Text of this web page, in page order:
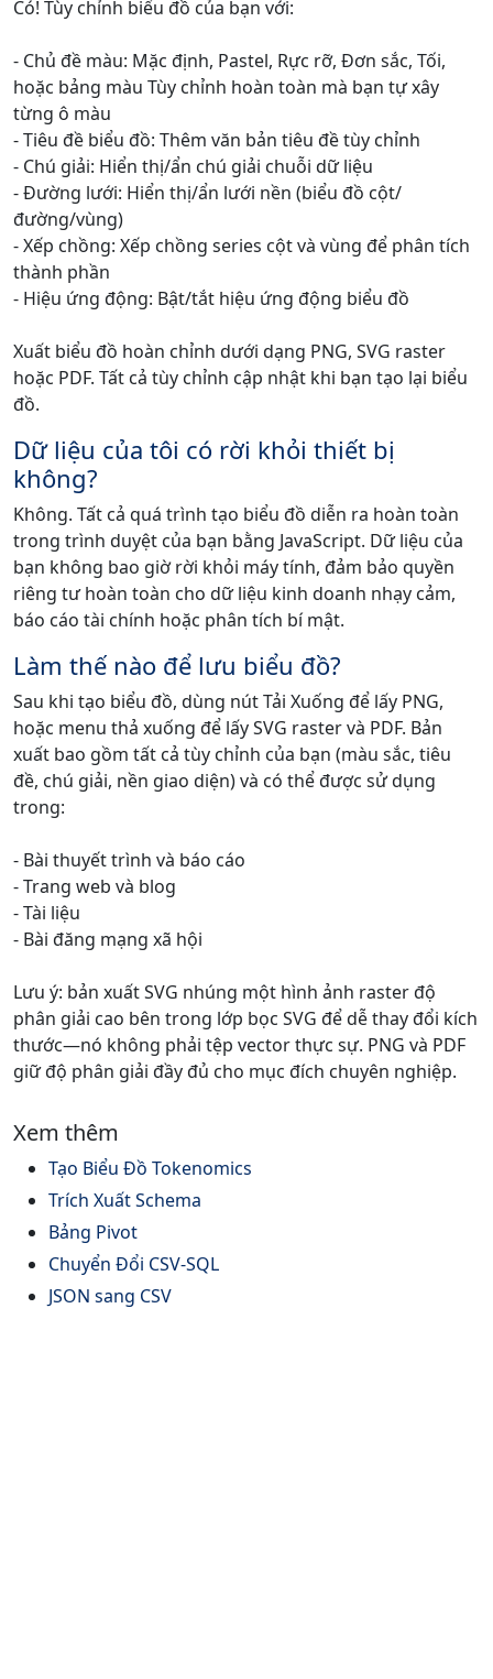
Có! Tùy chỉnh biểu đồ của bạn với:
- Chủ đề màu: Mặc định, Pastel, Rực rỡ, Đơn sắc, Tối,
hoặc bảng màu Tùy chỉnh hoàn toàn mà bạn tự xây
từng ô màu
- Tiêu đề biểu đồ: Thêm văn bản tiêu đề tùy chỉnh
- Chú giải: Hiển thị/ẩn chú giải chuỗi dữ liệu
- Đường lưới: Hiển thị/ẩn lưới nền (biểu đồ cột/
đường/vùng)
- Xếp chồng: Xếp chồng series cột và vùng để phân tích
thành phần
- Hiệu ứng động: Bật/tắt hiệu ứng động biểu đồ
Xuất biểu đồ hoàn chỉnh dưới dạng PNG, SVG raster
hoặc PDF. Tất cả tùy chỉnh cập nhật khi bạn tạo lại biểu
đồ.
Dữ liệu của tôi có rời khỏi thiết bị
không?
Không. Tất cả quá trình tạo biểu đồ diễn ra hoàn toàn
trong trình duyệt của bạn bằng JavaScript. Dữ liệu của
bạn không bao giờ rời khỏi máy tính, đảm bảo quyền
riêng tư hoàn toàn cho dữ liệu kinh doanh nhạy cảm,
báo cáo tài chính hoặc phân tích bí mật.
Làm thế nào để lưu biểu đồ?
Sau khi tạo biểu đồ, dùng nút Tải Xuống để lấy PNG,
hoặc menu thả xuống để lấy SVG raster và PDF. Bản
xuất bao gồm tất cả tùy chỉnh của bạn (màu sắc, tiêu
đề, chú giải, nền giao diện) và có thể được sử dụng
trong:
- Bài thuyết trình và báo cáo
- Trang web và blog
- Tài liệu
- Bài đăng mạng xã hội
Lưu ý: bản xuất SVG nhúng một hình ảnh raster độ
phân giải cao bên trong lớp bọc SVG để dễ thay đổi kích
thước—nó không phải tệp vector thực sự. PNG và PDF
giữ độ phân giải đầy đủ cho mục đích chuyên nghiệp.
Xem thêm
Tạo Biểu Đồ Tokenomics
Trích Xuất Schema
Bảng Pivot
Chuyển Đổi CSV-SQL
JSON sang CSV